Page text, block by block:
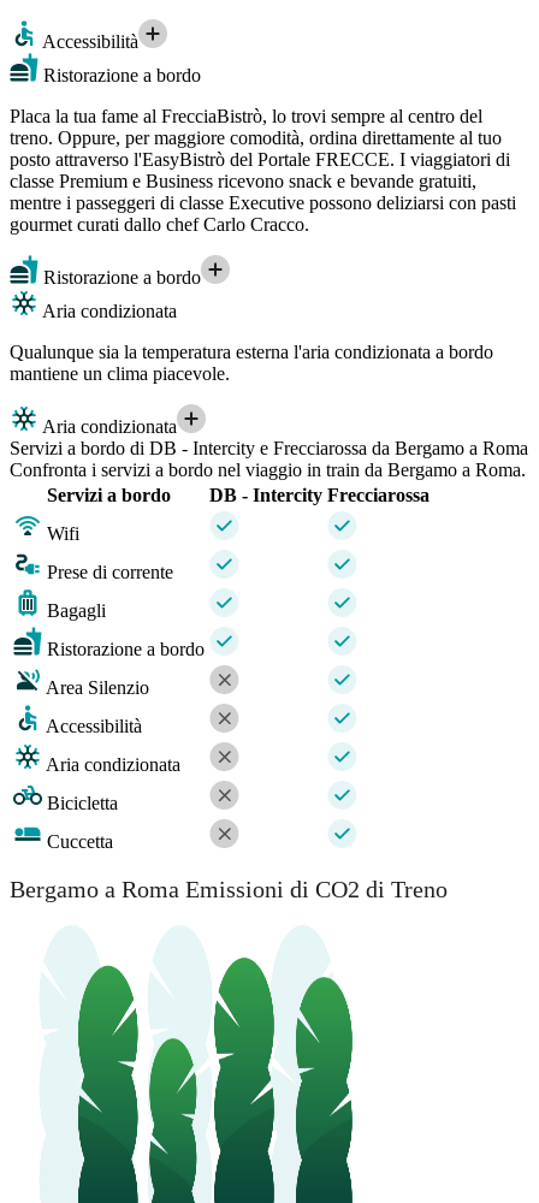
Accessibilità
Ristorazione a bordo
Placa la tua fame al FrecciaBistrò, lo trovi sempre al centro del
treno. Oppure, per maggiore comodità, ordina direttamente al tuo
posto attraverso l'EasyBistrò del Portale FRECCE. I viaggiatori di
classe Premium e Business ricevono snack e bevande gratuiti,
mentre i passeggeri di classe Executive possono deliziarsi con pasti
gourmet curati dallo chef Carlo Cracco.
Ristorazione a bordo
Aria condizionata
Qualunque sia la temperatura esterna l'aria condizionata a bordo
mantiene un clima piacevole.
Aria condizionata
Servizi a bordo di DB - Intercity e Frecciarossa da Bergamo a Roma
Confronta i servizi a bordo nel viaggio in train da Bergamo a Roma.
Servizi a bordo
DB - Intercity Frecciarossa
Wifi
Prese di corrente
Bagagli
Ristorazione a bordo
Area Silenzio
Accessibilità
Aria condizionata
Bicicletta
Cuccetta
Bergamo a Roma Emissioni di CO2 di Treno